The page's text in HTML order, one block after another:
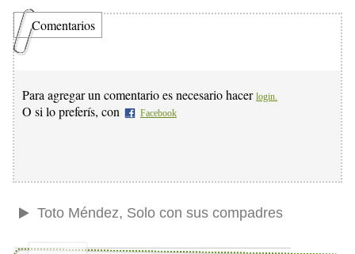
Comentarios
Para agregar un comentario es necesario hacer login.
O si lo preferís, con Facebook
Toto Méndez, Solo con sus compadres